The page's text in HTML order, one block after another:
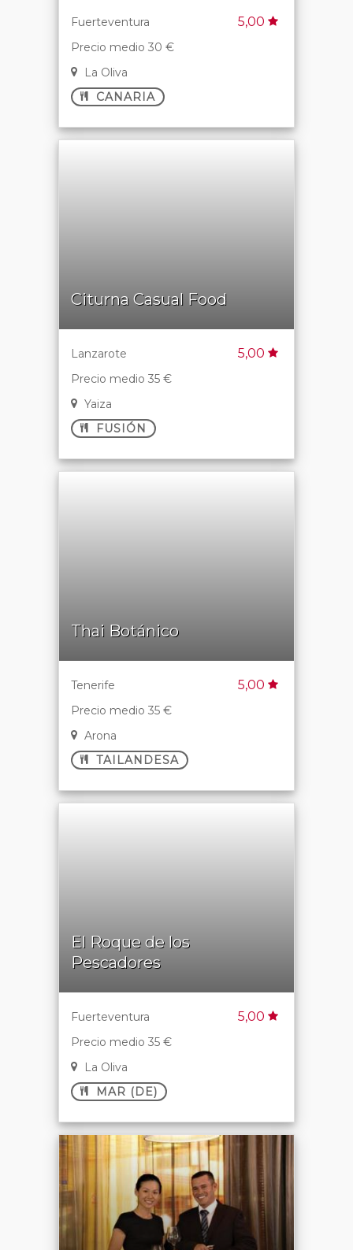
Fuerteventura 5,00
Precio medio 30 €
La Oliva
CANARIA
Citurna Casual Food
Lanzarote 5,00
Precio medio 35 €
Yaiza
FUSIÓN
Thai Botánico
Tenerife 5,00
Precio medio 35 €
Arona
TAILANDESA
El Roque de los
Pescadores
Fuerteventura 5,00
Precio medio 35 €
La Oliva
MAR (DE)